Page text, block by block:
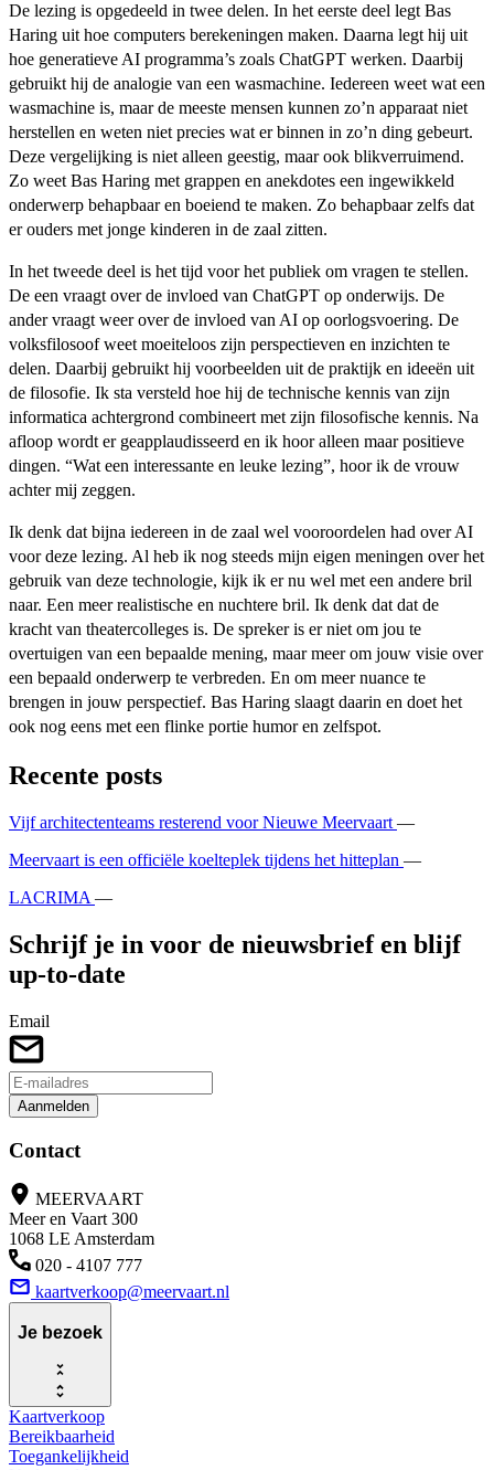
De lezing is opgedeeld in twee delen. In het eerste deel legt Bas
Haring uit hoe computers berekeningen maken. Daarna legt hij uit
hoe generatieve AI programma’s zoals ChatGPT werken. Daarbij
gebruikt hij de analogie van een wasmachine. Iedereen weet wat een
wasmachine is, maar de meeste mensen kunnen zo’n apparaat niet
herstellen en weten niet precies wat er binnen in zo’n ding gebeurt.
Deze vergelijking is niet alleen geestig, maar ook blikverruimend.
Zo weet Bas Haring met grappen en anekdotes een ingewikkeld
onderwerp behapbaar en boeiend te maken. Zo behapbaar zelfs dat
er ouders met jonge kinderen in de zaal zitten.
In het tweede deel is het tijd voor het publiek om vragen te stellen.
De een vraagt over de invloed van ChatGPT op onderwijs. De
ander vraagt weer over de invloed van AI op oorlogsvoering. De
volksfilosoof weet moeiteloos zijn perspectieven en inzichten te
delen. Daarbij gebruikt hij voorbeelden uit de praktijk en ideeën uit
de filosofie. Ik sta versteld hoe hij de technische kennis van zijn
informatica achtergrond combineert met zijn filosofische kennis. Na
afloop wordt er geapplaudisseerd en ik hoor alleen maar positieve
dingen. “Wat een interessante en leuke lezing”, hoor ik de vrouw
achter mij zeggen.
Ik denk dat bijna iedereen in de zaal wel vooroordelen had over AI
voor deze lezing. Al heb ik nog steeds mijn eigen meningen over het
gebruik van deze technologie, kijk ik er nu wel met een andere bril
naar. Een meer realistische en nuchtere bril. Ik denk dat dat de
kracht van theatercolleges is. De spreker is er niet om jou te
overtuigen van een bepaalde mening, maar meer om jouw visie over
een bepaald onderwerp te verbreden. En om meer nuance te
brengen in jouw perspectief. Bas Haring slaagt daarin en doet het
ook nog eens met een flinke portie humor en zelfspot.
Recente posts
Vijf architectenteams resterend voor Nieuwe Meervaart —
Meervaart is een officiële koelteplek tijdens het hitteplan —
LACRIMA —
Schrijf je in voor de nieuwsbrief en blijf
up-to-date
Email
Aanmelden
Contact
MEERVAART
Meer en Vaart 300
1068 LE Amsterdam
020 - 4107 777
kaartverkoop@meervaart.nl
Je bezoek
Kaartverkoop
Bereikbaarheid
Toegankelijkheid